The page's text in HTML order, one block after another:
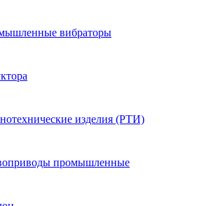
вибраторы
изделия (РТИ)
промышленные